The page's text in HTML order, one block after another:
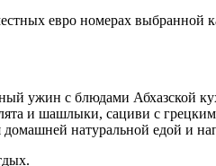
евро номерах выбранной
ужин с блюдами Абхазской
и шашлыки, сациви с
натуральной едой и